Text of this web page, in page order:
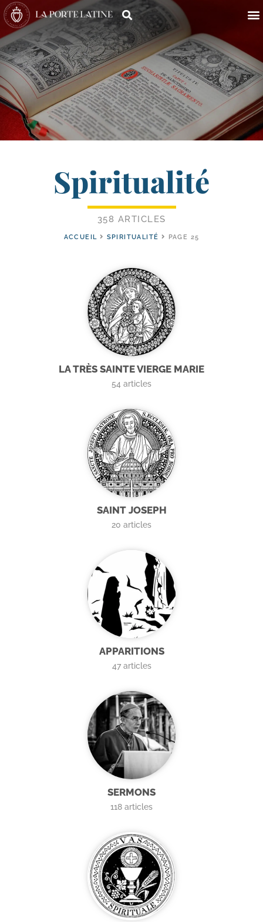
Spiritualité
358 ARTICLES
ACCUEIL SPIRITUALITÉ PAGE 25
LA TRÈS SAINTE VIERGE MARIE
54 articles
SAINT JOSEPH
20 articles
APPARITIONS
47articles
SERMONS
118 articles